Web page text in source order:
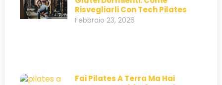
Risvegliarli Con Tech Pilates
Febbraio 23, 2026
Fai Pilates A Terra Ma Hai